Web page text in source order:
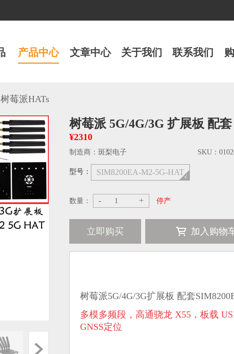
产品中心 文章中心 关于我们 联系我们
树莓派HATs
树莓派 5G/4G/3G 扩展板 配
¥2310
制造商： 斑梨电子 SKU：
型号： SIM8200EA-M2-5G-HAT
数量： - + 停产
立即购买 加入购物
树莓派5G/4G/3G扩展板 配套
多模多频段，高通骁龙 X55，板载
GNSS定位